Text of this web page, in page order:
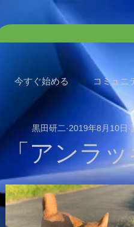
今すぐ始める コミュニ
「アンラッ
黒田研二 2019年8月10日